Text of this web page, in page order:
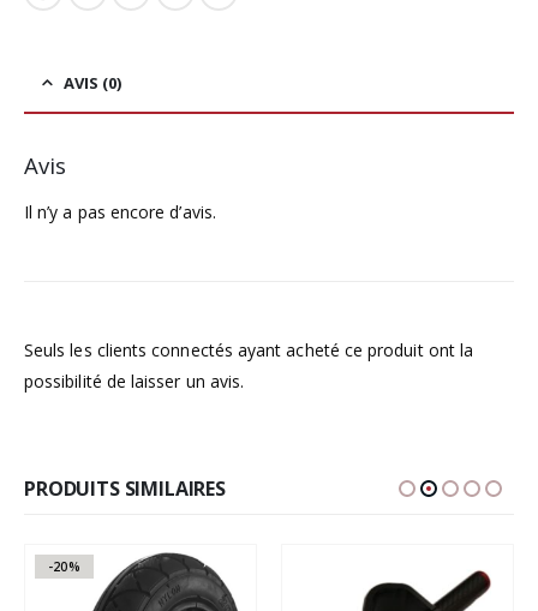
AVIS (0)
Avis
Il n’y a pas encore d’avis.
Seuls les clients connectés ayant acheté ce produit ont la
possibilité de laisser un avis.
PRODUITS SIMILAIRES
-20%